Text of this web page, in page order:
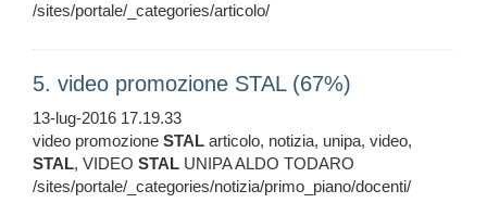
/sites/portale/_categories/articolo/
5. video promozione STAL (67%)
13-lug-2016 17.19.33
video promozione STAL articolo, notizia, unipa, video,
STAL, VIDEO STAL UNIPA ALDO TODARO
/sites/portale/_categories/notizia/primo_piano/docenti/